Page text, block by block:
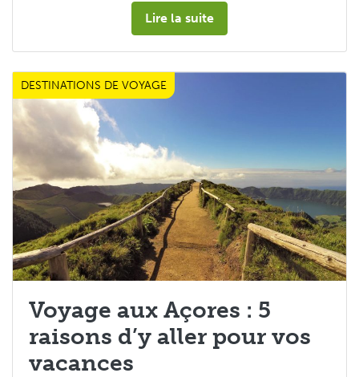
Lire la suite
DESTINATIONS DE VOYAGE
Les Tops 5
Voyage aux Açores : 5
raisons d’y aller pour vos
vacances